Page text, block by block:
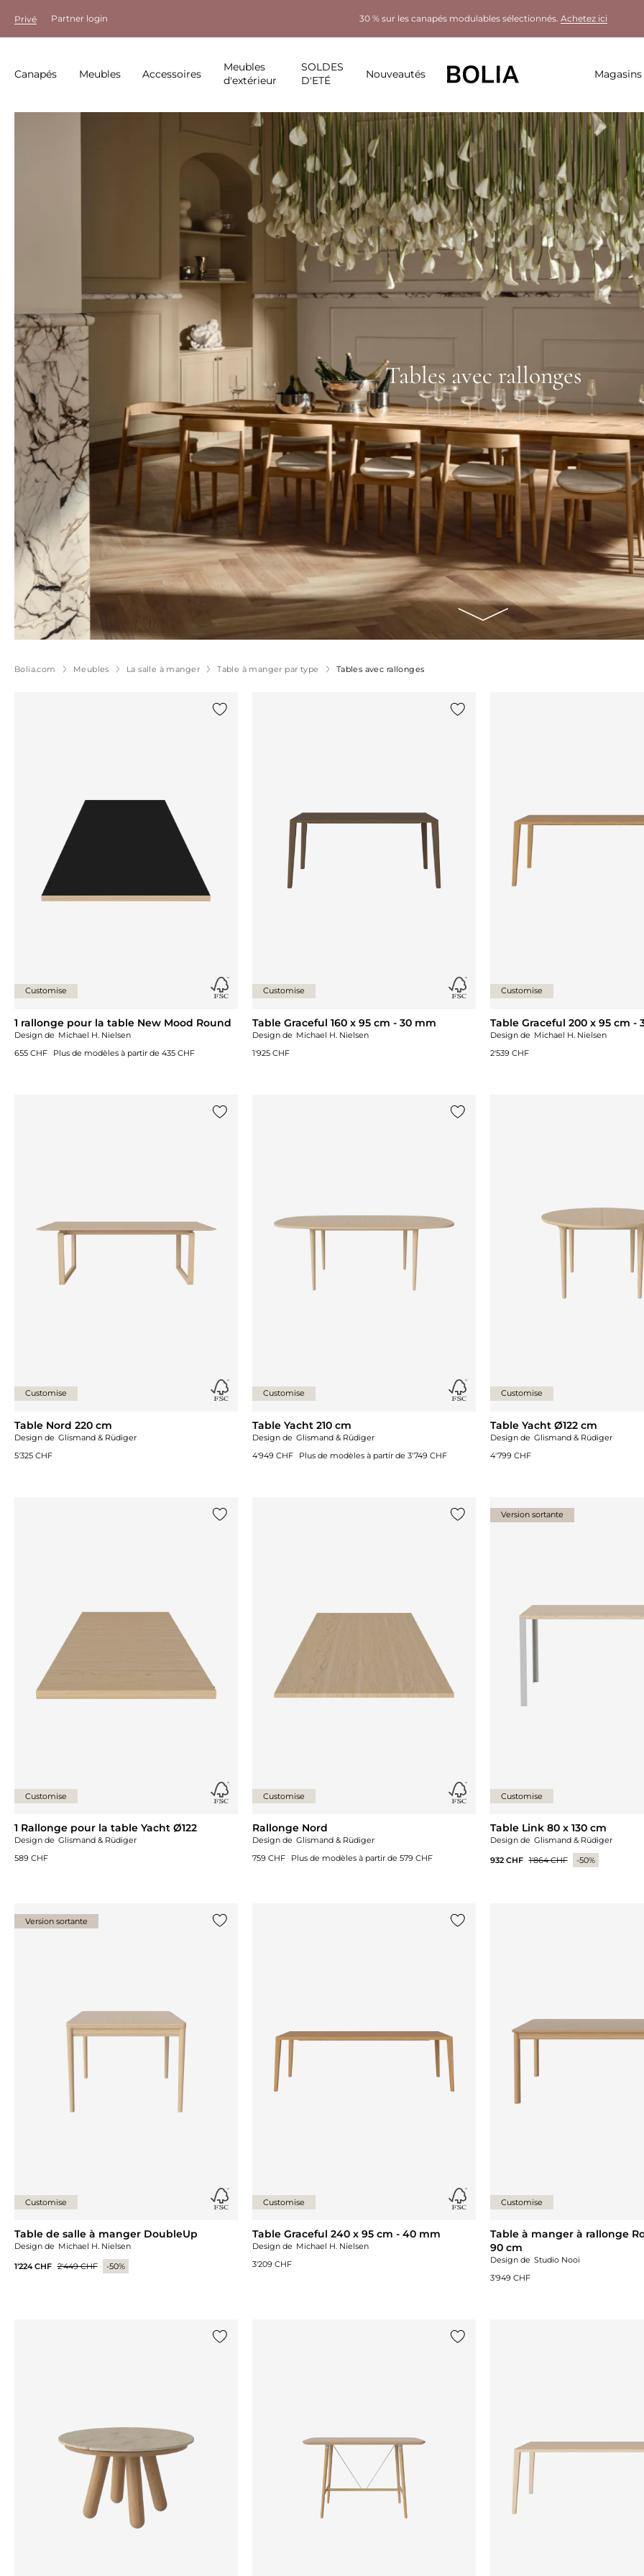
Privé Partner login 30 % sur les canapés modulables sélectionnés. Achetez ici
Canapés Meubles Accessoires
Meubles
d'extérieur
SOLDES
D'ETÉ
Nouveautés Magasins
Tables avec rallonges
Bolia.com Meubles La salle à manger Table à manger par type Tables avec rallonges
Customise
1 rallonge pour la table New Mood Round
Design de Michael H. Nielsen
655 CHF
Plus de modèles à partir de 435 CHF
Customise
Table Graceful 160 x 95 cm - 30 mm
Design de Michael H. Nielsen
1'925 CHF
Customise
Table Graceful 200 x 95 cm -
Design de Michael H. Nielsen
2'539 CHF
Customise
Table Nord 220 cm
Design de Glismand & Rüdiger
5'325 CHF
Customise
Table Yacht 210 cm
Design de Glismand & Rüdiger
4'949 CHF
Plus de modèles à partir de 3'749 CHF
Customise
Table Yacht Ø122 cm
Design de Glismand & Rüdiger
4'799 CHF
Customise
1 Rallonge pour la table Yacht Ø122
Design de Glismand & Rüdiger
589 CHF
Customise
Rallonge Nord
Design de Glismand & Rüdiger
759 CHF
Plus de modèles à partir de 579 CHF
Version sortante
Customise
Table Link 80 x 130 cm
Design de Glismand & Rüdiger
932 CHF 1'864 CHF -50%
Version sortante
Customise
Table de salle à manger DoubleUp
Design de Michael H. Nielsen
1'224 CHF 2'449 CHF -50%
Customise
Table Graceful 240 x 95 cm - 40 mm
Design de Michael H. Nielsen
3'209 CHF
Customise
Table à manger à rallonge
90 cm
Design de Studio Nooi
3'949 CHF